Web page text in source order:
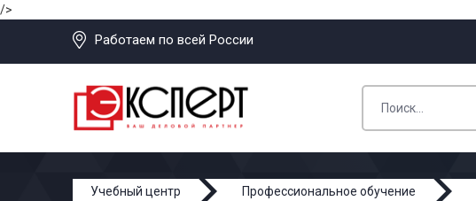
/>
Работаем по всей России
Учебный центр Профессиональное обучение